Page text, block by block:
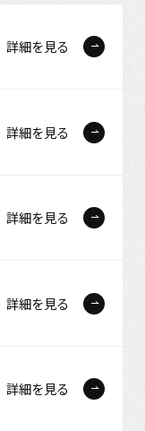
詳細を見る
詳細を見る
詳細を見る
詳細を見る
詳細を見る